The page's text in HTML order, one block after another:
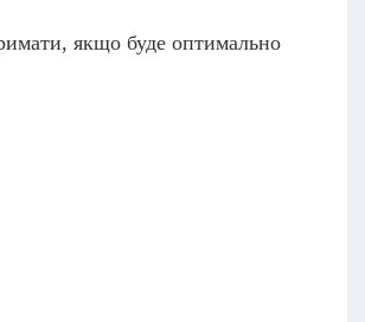
якщо буде оптимально